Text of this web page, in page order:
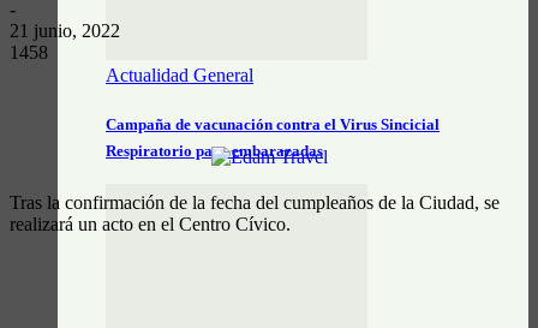
Actualidad General
Campaña de vacunación contra el Virus Sincicial
Respiratorio para embarazadas
-
21 junio, 2022
1458
Tras la confirmación de la fecha del cumpleaños de la Ciudad, se
realizará un acto en el Centro Cívico.